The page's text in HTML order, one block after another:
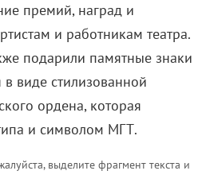
премий, наград и
и работникам театра.
подарили памятные знаки
виде стилизованной
ордена, которая
и символом МГТ.
выделите фрагмент текста и